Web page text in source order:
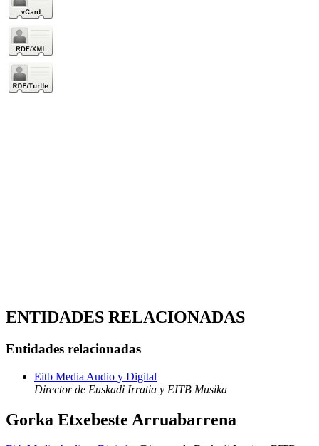
ENTIDADES RELACIONADAS
Entidades relacionadas
Eitb Media Audio y Digital
Director de Euskadi Irratia y EITB Musika
Gorka Etxebeste Arruabarrena